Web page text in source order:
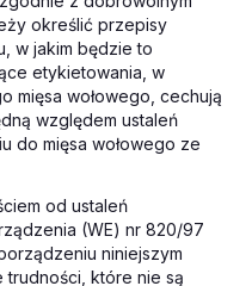
określić przepisy
w jakim będzie to
etykietowania, w
mięsa wołowego, cechują
względem ustaleń
do mięsa wołowego ze
od ustaleń
(WE) nr 820/97
niniejszym
które nie są